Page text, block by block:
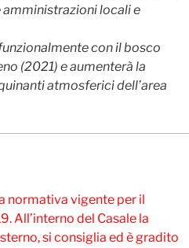
amministrazioni locali e
con il bosco
(2021) e aumenterà la
atmosferici dell’area
normativa vigente per il
All’interno del Casale la
si consiglia ed è gradito